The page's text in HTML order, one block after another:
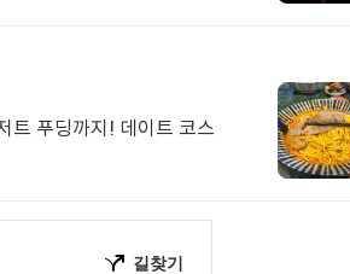
트 푸딩까지! 데이트 코스